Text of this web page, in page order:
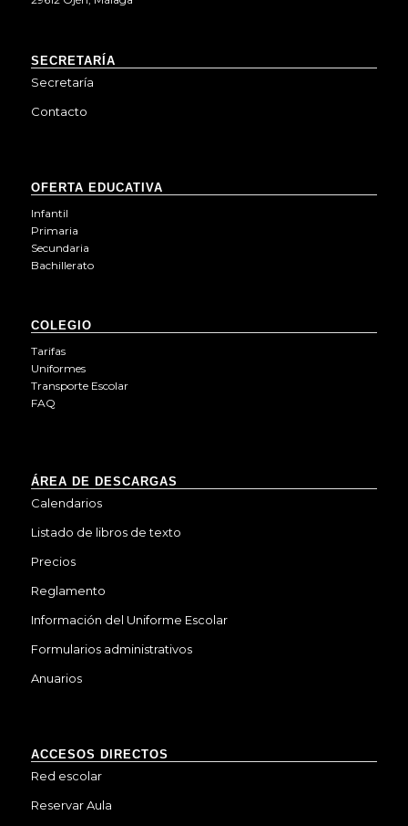
SECRETARÍA
Secretaría
Contacto
OFERTA EDUCATIVA
Infantil
Primaria
Secundaria
Bachillerato
COLEGIO
Tarifas
Uniformes
Transporte Escolar
FAQ
ÁREA DE DESCARGAS
Calendarios
Listado de libros de texto
Precios
Reglamento
Información del Uniforme Escolar
Formularios administrativos
Anuarios
ACCESOS DIRECTOS
Red escolar
Reservar Aula